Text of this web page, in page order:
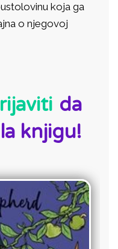
koja ga
o njegovoj
da
knjigu!